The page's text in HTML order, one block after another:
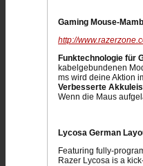
Gaming Mouse-
http://
Funktechnologie für
kabelgebundenen
ms wird deine Aktion
Verbesserte
Wenn die Maus
Lycosa German
Featuring fully-
Razer Lycosa is a